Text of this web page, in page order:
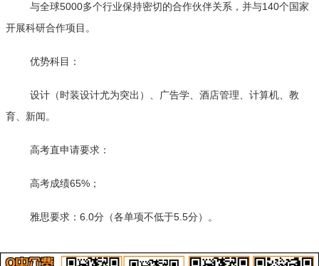
与全球5000多个行业保持密切的合作伙伴关系，并与140个国家
开展科研合作项目。
优势科目：
设计（时装设计尤为突出）、广告学、酒店管理、计算机、教
育、新闻。
高考直申请要求：
高考成绩65%；
雅思要求：6.0分（各单项不低于5.5分）。